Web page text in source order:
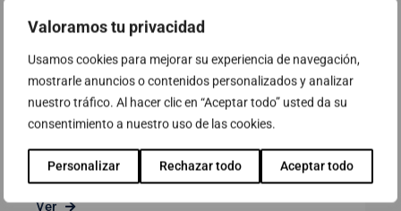
Valoramos tu privacidad
Usamos cookies para mejorar su experiencia de navegación,
mostrarle anuncios o contenidos personalizados y analizar
nuestro tráfico. Al hacer clic en “Aceptar todo” usted da su
consentimiento a nuestro uso de las cookies.
Personalizar Rechazar todo Aceptar todo
Webinar: AI Observability. El camí
cap a una IA empresarial
governable, predictible i segura
23 de juny de 2026
Ver